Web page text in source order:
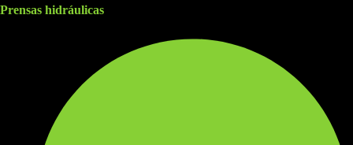
Prensas hidráulicas